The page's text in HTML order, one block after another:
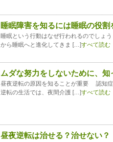
睡眠障害を知るには睡眠の役
睡眠という行動はなぜ行われるのでしょ
から睡眠へと進化してきま […]すべて読む
ムダな努力をしないために、
昼夜逆転の原因を知ることが重要 認知
逆転の生活では、夜間介護 […]すべて読む
昼夜逆転は治せる？治せない